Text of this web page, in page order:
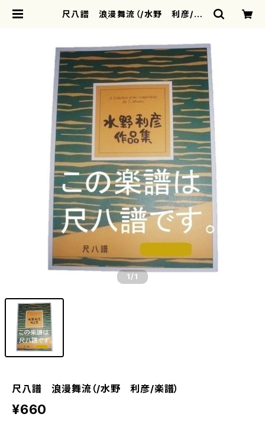
尺八譜 浪漫舞流（/水野 利彦/楽
1/1
尺八譜 浪漫舞流（/水野 利彦/楽譜）
¥660